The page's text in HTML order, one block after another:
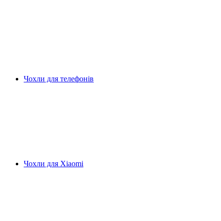
Чохли для телефонів
Чохли для Xiaomi